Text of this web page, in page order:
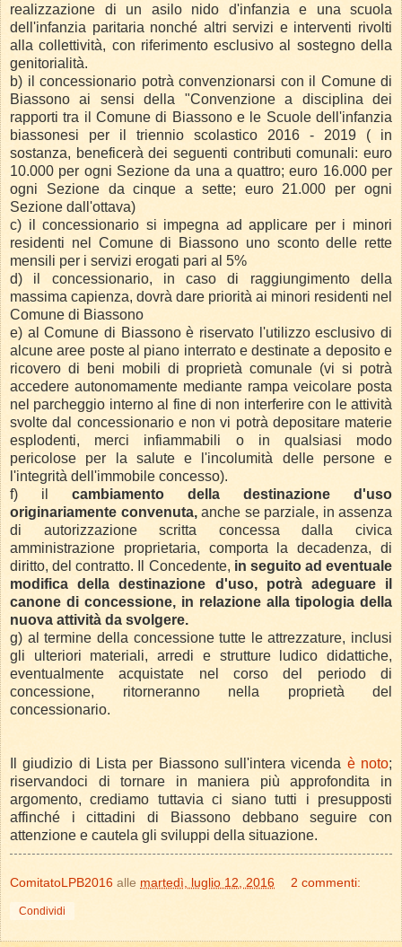
realizzazione di un asilo nido d'infanzia e una scuola
dell'infanzia paritaria nonché altri servizi e interventi rivolti
alla collettività, con riferimento esclusivo al sostegno della
genitorialità.
b) il concessionario potrà convenzionarsi con il Comune di
Biassono ai sensi della "Convenzione a disciplina dei
rapporti tra il Comune di Biassono e le Scuole dell'infanzia
biassonesi per il triennio scolastico 2016 - 2019 ( in
sostanza, beneficerà dei seguenti contributi comunali: euro
10.000 per ogni Sezione da una a quattro; euro 16.000 per
ogni Sezione da cinque a sette; euro 21.000 per ogni
Sezione dall'ottava)
c) il concessionario si impegna ad applicare per i minori
residenti nel Comune di Biassono uno sconto delle rette
mensili per i servizi erogati pari al 5%
d) il concessionario, in caso di raggiungimento della
massima capienza, dovrà dare priorità ai minori residenti nel
Comune di Biassono
e) al Comune di Biassono è riservato l'utilizzo esclusivo di
alcune aree poste al piano interrato e destinate a deposito e
ricovero di beni mobili di proprietà comunale (vi si potrà
accedere autonomamente mediante rampa veicolare posta
nel parcheggio interno al fine di non interferire con le attività
svolte dal concessionario e non vi potrà depositare materie
esplodenti, merci infiammabili o in qualsiasi modo
pericolose per la salute e l'incolumità delle persone e
l'integrità dell'immobile concesso).
f) il cambiamento della destinazione d'uso
originariamente convenuta, anche se parziale, in assenza
di autorizzazione scritta concessa dalla civica
amministrazione proprietaria, comporta la decadenza, di
diritto, del contratto. Il Concedente, in seguito ad eventuale
modifica della destinazione d'uso, potrà adeguare il
canone di concessione, in relazione alla tipologia della
nuova attività da svolgere.
g) al termine della concessione tutte le attrezzature, inclusi
gli ulteriori materiali, arredi e strutture ludico didattiche,
eventualmente acquistate nel corso del periodo di
concessione, ritorneranno nella proprietà del
concessionario.
Il giudizio di Lista per Biassono sull'intera vicenda è noto;
riservandoci di tornare in maniera più approfondita in
argomento, crediamo tuttavia ci siano tutti i presupposti
affinché i cittadini di Biassono debbano seguire con
attenzione e cautela gli sviluppi della situazione.
ComitatoLPB2016 alle martedì, luglio 12, 2016 2 commenti:
Condividi